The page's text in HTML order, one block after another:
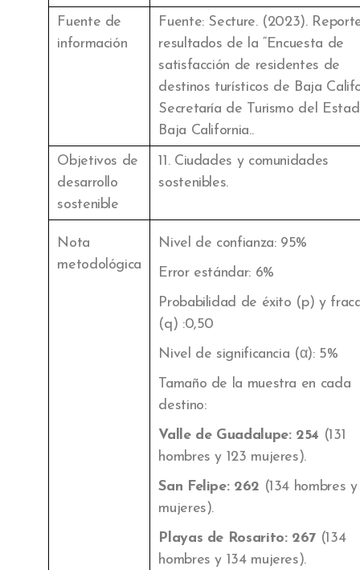
Fuente de
información
Fuente: Secture. (2023).
resultados de la “Encuesta de
satisfacción de residentes de
destinos turísticos de Baja
Secretaría de Turismo del
Baja California..
Objetivos de
desarrollo
sostenible
11. Ciudades y comunidades
sostenibles.
Nota
metodológica
Nivel de confianza: 95%
Error estándar: 6%
Probabilidad de éxito (p) y
(q) :0,50
Nivel de significancia (α): 5%
Tamaño de la muestra en cada
destino:
Valle de Guadalupe: 254 (131
hombres y 123 mujeres).
San Felipe: 262 (134 hombres y
mujeres).
Playas de Rosarito: 267 (134
hombres y 134 mujeres).